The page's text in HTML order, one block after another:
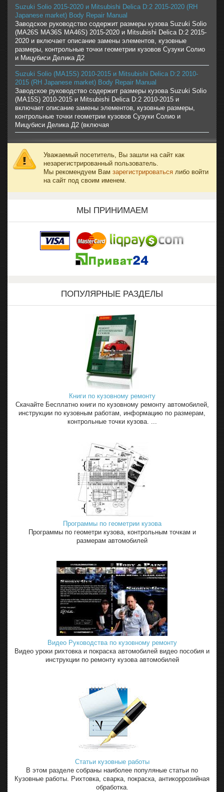
Suzuki Solio 2015-2020 и Mitsubishi Delica D:2 2015-2020 (RH
Japanese market) Body Repair Manual
Заводское руководство содержит размеры кузова Suzuki Solio
(MA26S MA36S MA46S) 2015-2020 и Mitsubishi Delica D:2 2015-
2020 и включает описание замены элементов, кузовные
размеры, контрольные точки геометрии кузовов Сузуки Солио
и Мицубиси Делика Д2
Suzuki Solio (MA15S) 2010-2015 и Mitsubishi Delica D:2 2010-
2015 (RH Japanese market) Body Repair Manual
Заводское руководство содержит размеры кузова Suzuki Solio
(MA15S) 2010-2015 и Mitsubishi Delica D:2 2010-2015 и
включает описание замены элементов, кузовные размеры,
контрольные точки геометрии кузовов Сузуки Солио и
Мицубиси Делика Д2 (включая
Уважаемый посетитель, Вы зашли на сайт как
незарегистрированный пользователь.
Мы рекомендуем Вам зарегистрироваться либо войти
на сайт под своим именем.
МЫ ПРИНИМАЕМ
ПОПУЛЯРНЫЕ РАЗДЕЛЫ
Книги по кузовному ремонту
Скачайте Бесплатно книги по кузовному ремонту автомобилей,
инструкции по кузовным работам, информацию по размерам,
контрольные точки кузова. ...
Программы по геометрии кузова
Программы по геометри кузова, контрольным точкам и
размерам автомобилей
Видео Руководства по кузовному ремонту
Видео уроки рихтовка и покраска автомобилей видео пособия и
инструкции по ремонту кузова автомобилей
Статьи кузовные работы
В этом разделе собраны наиболее популяные статьи по
Кузовные работы. Рихтовка, сварка, покраска, антикоррозийная
обработка.